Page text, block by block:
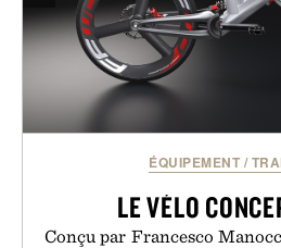
ÉQUIPEMENT /
LE VÉLO
Conçu par Francesco